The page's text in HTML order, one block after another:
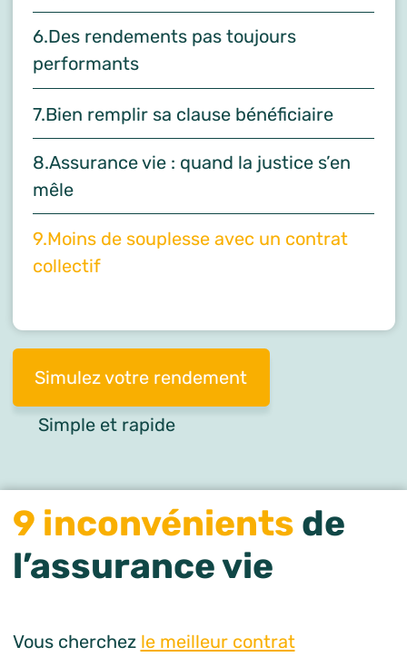
6.Des rendements pas toujours
performants
7.Bien remplir sa clause bénéficiaire
8.Assurance vie : quand la justice s’en
mêle
9.Moins de souplesse avec un contrat
collectif
Simulez votre rendement
Simple et rapide
9 inconvénients de
l’assurance vie
Vous cherchez le meilleur contrat